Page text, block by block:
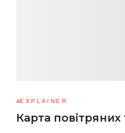
EXPLAINER
Карта